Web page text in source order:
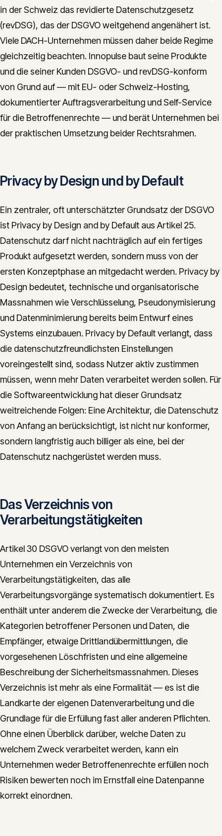
in der Schweiz das revidierte Datenschutzgesetz
(revDSG), das der DSGVO weitgehend angenähert ist.
Viele DACH-Unternehmen müssen daher beide Regime
gleichzeitig beachten. Innopulse baut seine Produkte
und die seiner Kunden DSGVO- und revDSG-konform
von Grund auf — mit EU- oder Schweiz-Hosting,
dokumentierter Auftragsverarbeitung und Self-Service
für die Betroffenenrechte — und berät Unternehmen bei
der praktischen Umsetzung beider Rechtsrahmen.
Privacy by Design und by Default
Ein zentraler, oft unterschätzter Grundsatz der DSGVO
ist Privacy by Design and by Default aus Artikel 25.
Datenschutz darf nicht nachträglich auf ein fertiges
Produkt aufgesetzt werden, sondern muss von der
ersten Konzeptphase an mitgedacht werden. Privacy by
Design bedeutet, technische und organisatorische
Massnahmen wie Verschlüsselung, Pseudonymisierung
und Datenminimierung bereits beim Entwurf eines
Systems einzubauen. Privacy by Default verlangt, dass
die datenschutzfreundlichsten Einstellungen
voreingestellt sind, sodass Nutzer aktiv zustimmen
müssen, wenn mehr Daten verarbeitet werden sollen. Für
die Softwareentwicklung hat dieser Grundsatz
weitreichende Folgen: Eine Architektur, die Datenschutz
von Anfang an berücksichtigt, ist nicht nur konformer,
sondern langfristig auch billiger als eine, bei der
Datenschutz nachgerüstet werden muss.
Das Verzeichnis von
Verarbeitungstätigkeiten
Artikel 30 DSGVO verlangt von den meisten
Unternehmen ein Verzeichnis von
Verarbeitungstätigkeiten, das alle
Verarbeitungsvorgänge systematisch dokumentiert. Es
enthält unter anderem die Zwecke der Verarbeitung, die
Kategorien betroffener Personen und Daten, die
Empfänger, etwaige Drittlandübermittlungen, die
vorgesehenen Löschfristen und eine allgemeine
Beschreibung der Sicherheitsmassnahmen. Dieses
Verzeichnis ist mehr als eine Formalität — es ist die
Landkarte der eigenen Datenverarbeitung und die
Grundlage für die Erfüllung fast aller anderen Pflichten.
Ohne einen Überblick darüber, welche Daten zu
welchem Zweck verarbeitet werden, kann ein
Unternehmen weder Betroffenenrechte erfüllen noch
Risiken bewerten noch im Ernstfall eine Datenpanne
korrekt einordnen.